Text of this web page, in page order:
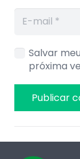
Salvar
próxima
Publicar